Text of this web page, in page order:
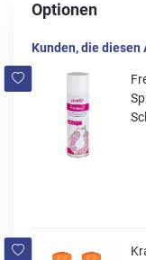
Optionen
Kunden, die